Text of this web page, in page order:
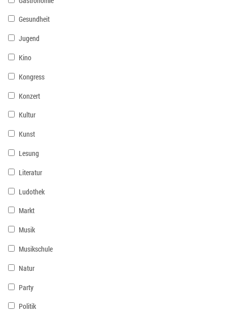
Gesundheit
Jugend
Kino
Kongress
Konzert
Kultur
Kunst
Lesung
Literatur
Ludothek
Markt
Musik
Musikschule
Natur
Party
Politik